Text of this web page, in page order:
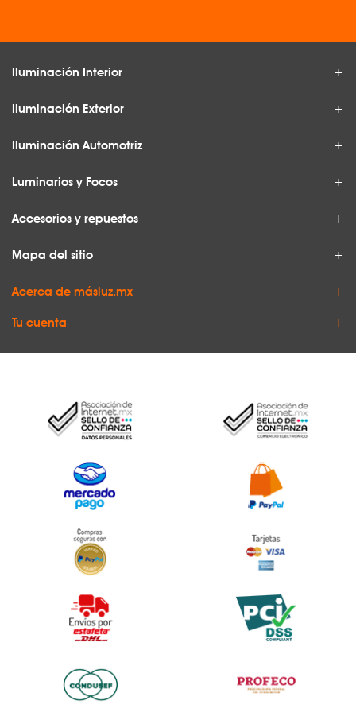
Iluminación Interior
Iluminación Exterior
Iluminación Automotriz
Luminarios y Focos
Accesorios y repuestos
Mapa del sitio
Acerca de másluz.mx
Tu cuenta